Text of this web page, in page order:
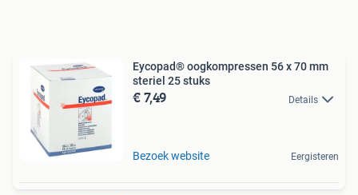
Eycopad® oogkompressen 56 x 70 mm
steriel 25 stuks
€ 7,49 Details
Bezoek website Eergisteren